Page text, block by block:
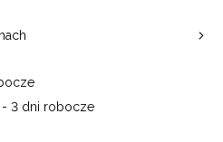
- 3 dni robocze